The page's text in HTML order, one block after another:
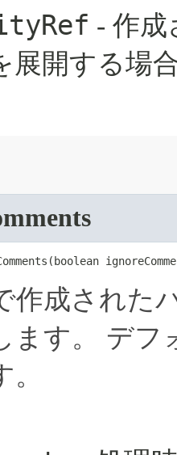
- 作
展開する場
作成された
す。
デフ